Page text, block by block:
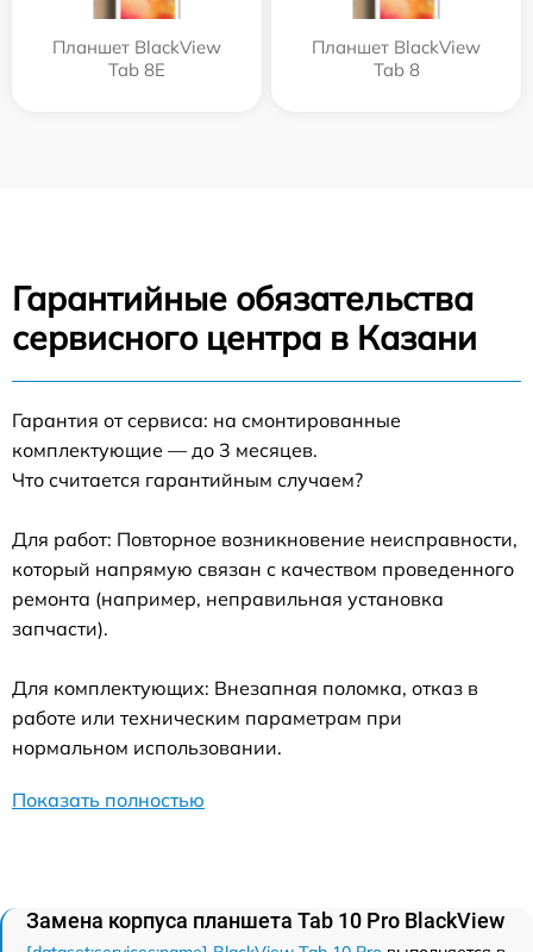
Планшет BlackView
Tab 8E
Планшет BlackView
Tab 8
Гарантийные обязательства
сервисного центра в Казани
Гарантия от сервиса: на смонтированные
комплектующие — до 3 месяцев.
Что считается гарантийным случаем?
Для работ: Повторное возникновение неисправности,
который напрямую связан с качеством проведенного
ремонта (например, неправильная установка
запчасти).
Для комплектующих: Внезапная поломка, отказ в
работе или техническим параметрам при
нормальном использовании.
Показать полностью
Замена корпуса планшета Tab 10 Pro BlackView